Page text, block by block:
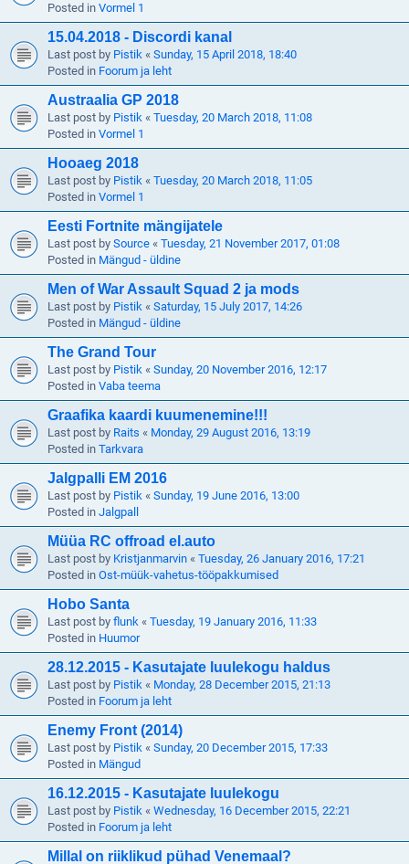
Posted in Vormel 1
15.04.2018 - Discordi kanal
Last post by Pistik « Sunday, 15 April 2018, 18:40
Posted in Foorum ja leht
Austraalia GP 2018
Last post by Pistik « Tuesday, 20 March 2018, 11:08
Posted in Vormel 1
Hooaeg 2018
Last post by Pistik « Tuesday, 20 March 2018, 11:05
Posted in Vormel 1
Eesti Fortnite mängijatele
Last post by Source « Tuesday, 21 November 2017, 01:08
Posted in Mängud - üldine
Men of War Assault Squad 2 ja mods
Last post by Pistik « Saturday, 15 July 2017, 14:26
Posted in Mängud - üldine
The Grand Tour
Last post by Pistik « Sunday, 20 November 2016, 12:17
Posted in Vaba teema
Graafika kaardi kuumenemine!!!
Last post by Raits « Monday, 29 August 2016, 13:19
Posted in Tarkvara
Jalgpalli EM 2016
Last post by Pistik « Sunday, 19 June 2016, 13:00
Posted in Jalgpall
Müüa RC offroad el.auto
Last post by Kristjanmarvin « Tuesday, 26 January 2016, 17:21
Posted in Ost-müük-vahetus-tööpakkumised
Hobo Santa
Last post by flunk « Tuesday, 19 January 2016, 11:33
Posted in Huumor
28.12.2015 - Kasutajate luulekogu haldus
Last post by Pistik « Monday, 28 December 2015, 21:13
Posted in Foorum ja leht
Enemy Front (2014)
Last post by Pistik « Sunday, 20 December 2015, 17:33
Posted in Mängud
16.12.2015 - Kasutajate luulekogu
Last post by Pistik « Wednesday, 16 December 2015, 22:21
Posted in Foorum ja leht
Millal on riiklikud pühad Venemaal?